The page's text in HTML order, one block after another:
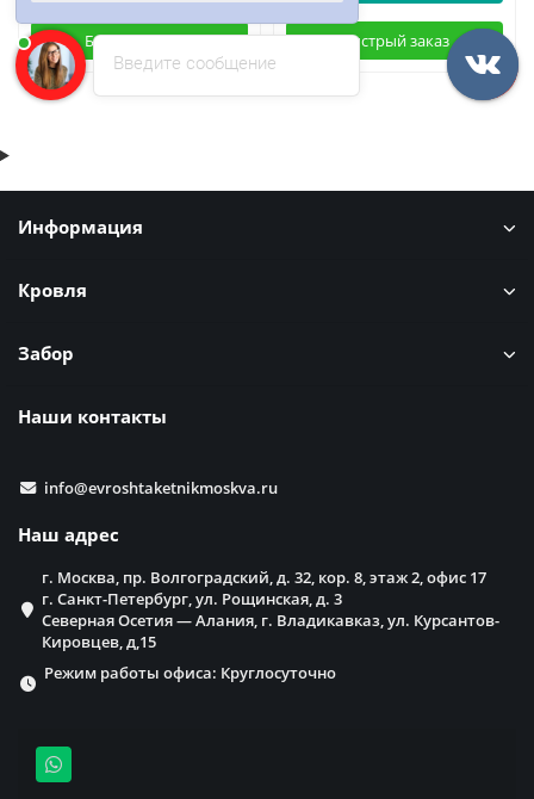
Быстрый заказ Быстрый заказ
Информация
Кровля
Забор
Наши контакты
info@evroshtaketnikmoskva.ru
Наш адрес
г. Москва, пр. Волгоградский, д. 32, кор. 8, этаж 2, офис 17
г. Санкт-Петербург, ул. Рощинская, д. 3
Северная Осетия — Алания, г. Владикавказ, ул. Курсантов-
Кировцев, д,15
Режим работы офиса: Круглосуточно
Введите сообщение